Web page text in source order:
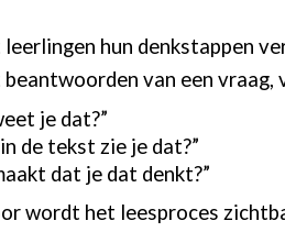
leerlingen hun denkstappen
beantwoorden van een vraag,
je dat?”
de tekst zie je dat?”
dat je dat denkt?”
wordt het leesproces